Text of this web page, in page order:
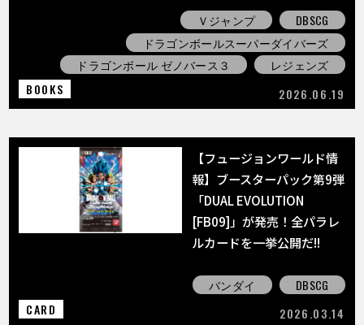
Ｖジャンプ
DBSCG
ドラゴンボールスーパーダイバーズ
ドラゴンボール ゼノバース３
レジェンズ
BOOKS
2026.06.19
【フュージョンワールド情
報】ブースターパック第9弾
「DUAL EVOLUTION
[FB09]」が発売！全パラレ
ルカードを一挙公開だ!!
バンダイ
DBSCG
CARD
2026.03.14